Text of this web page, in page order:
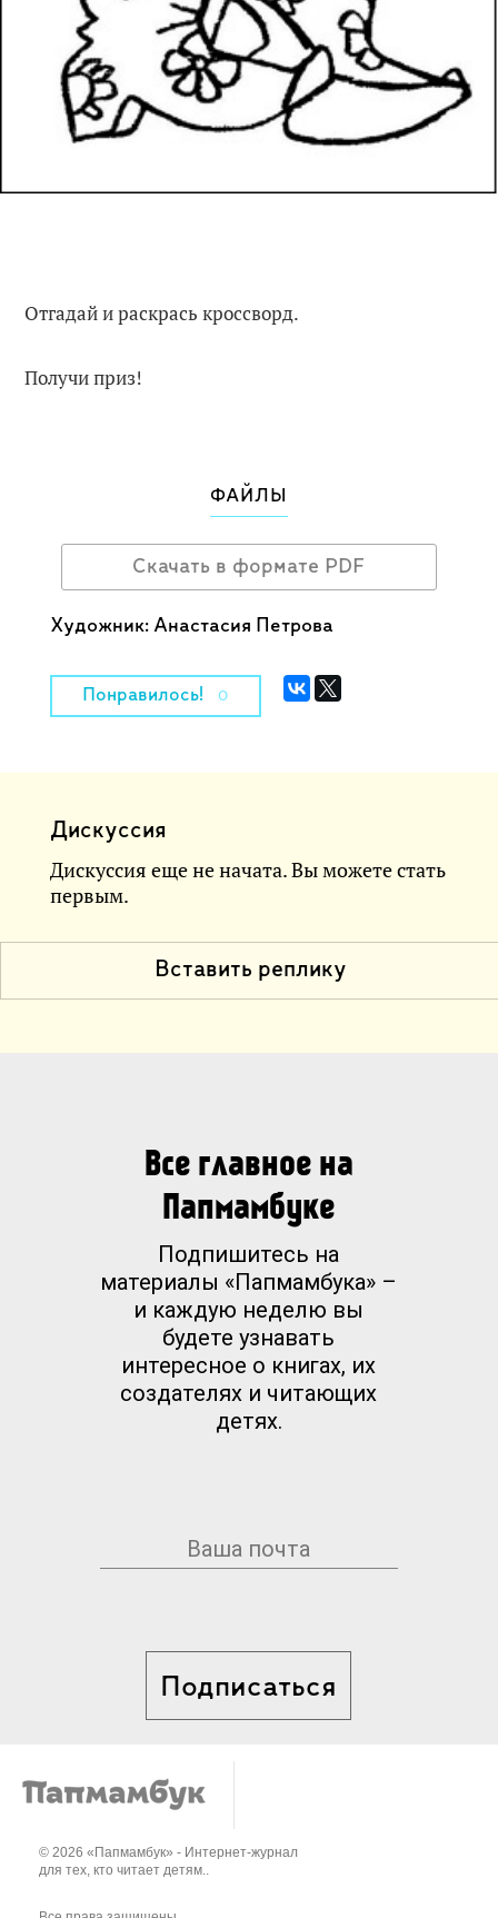
Отгадай и раскрась кроссворд.
Получи приз!
ФАЙЛЫ
Скачать в формате PDF
Художник: Анастасия Петрова
Понравилось! 0
Дискуссия
Дискуссия еще не начата. Вы можете стать
первым.
Вставить реплику
Все главное на
Папмамбуке
Подпишитесь на
материалы «Папмамбука» –
и каждую неделю вы
будете узнавать
интересное о книгах, их
создателях и читающих
детях.
Подписаться
© 2026 «Папмамбук» - Интернет-журнал
для тех, кто читает детям..